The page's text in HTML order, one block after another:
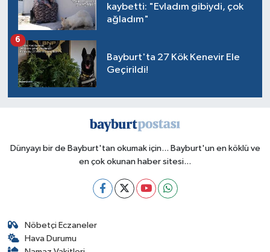
kaybetti: "Evladım gibiydi, çok
ağladım"
Bayburt'ta 27 Kök Kenevir Ele
Geçirildi!
6
Dünyayı bir de Bayburt'tan okumak için... Bayburt'un en köklü ve
en çok okunan haber sitesi...
Nöbetçi Eczaneler
Hava Durumu